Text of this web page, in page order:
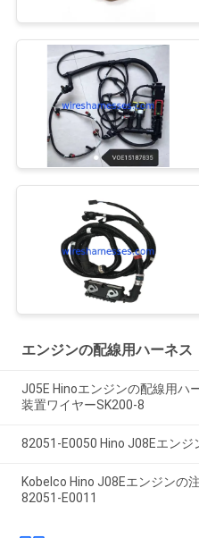
エンジンの配線用ハーネス
J05E Hinoエンジンの配線用ハ
装置ワイヤーSK200-8
82051-E0050 Hino J08Eエン
Kobelco Hino J08Eエンジンの
82051-E0011